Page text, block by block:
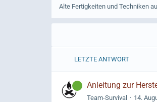
Alte Fertigkeiten und Techniken
LETZTE ANTWORT
Anleitung zur
Team-Survival 14.